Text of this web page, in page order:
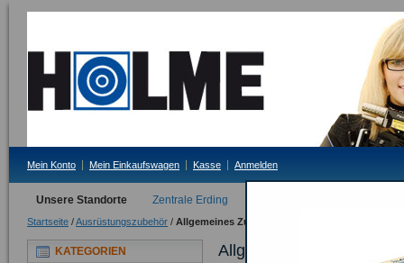
Mein Konto Mein Einkaufswagen Kasse Anmelden
Unsere Standorte Zentrale Erding
Startseite /Ausrüstungszubehör / Allgemeines Zubehör
Allgemeines Zubehör
KATEGORIEN